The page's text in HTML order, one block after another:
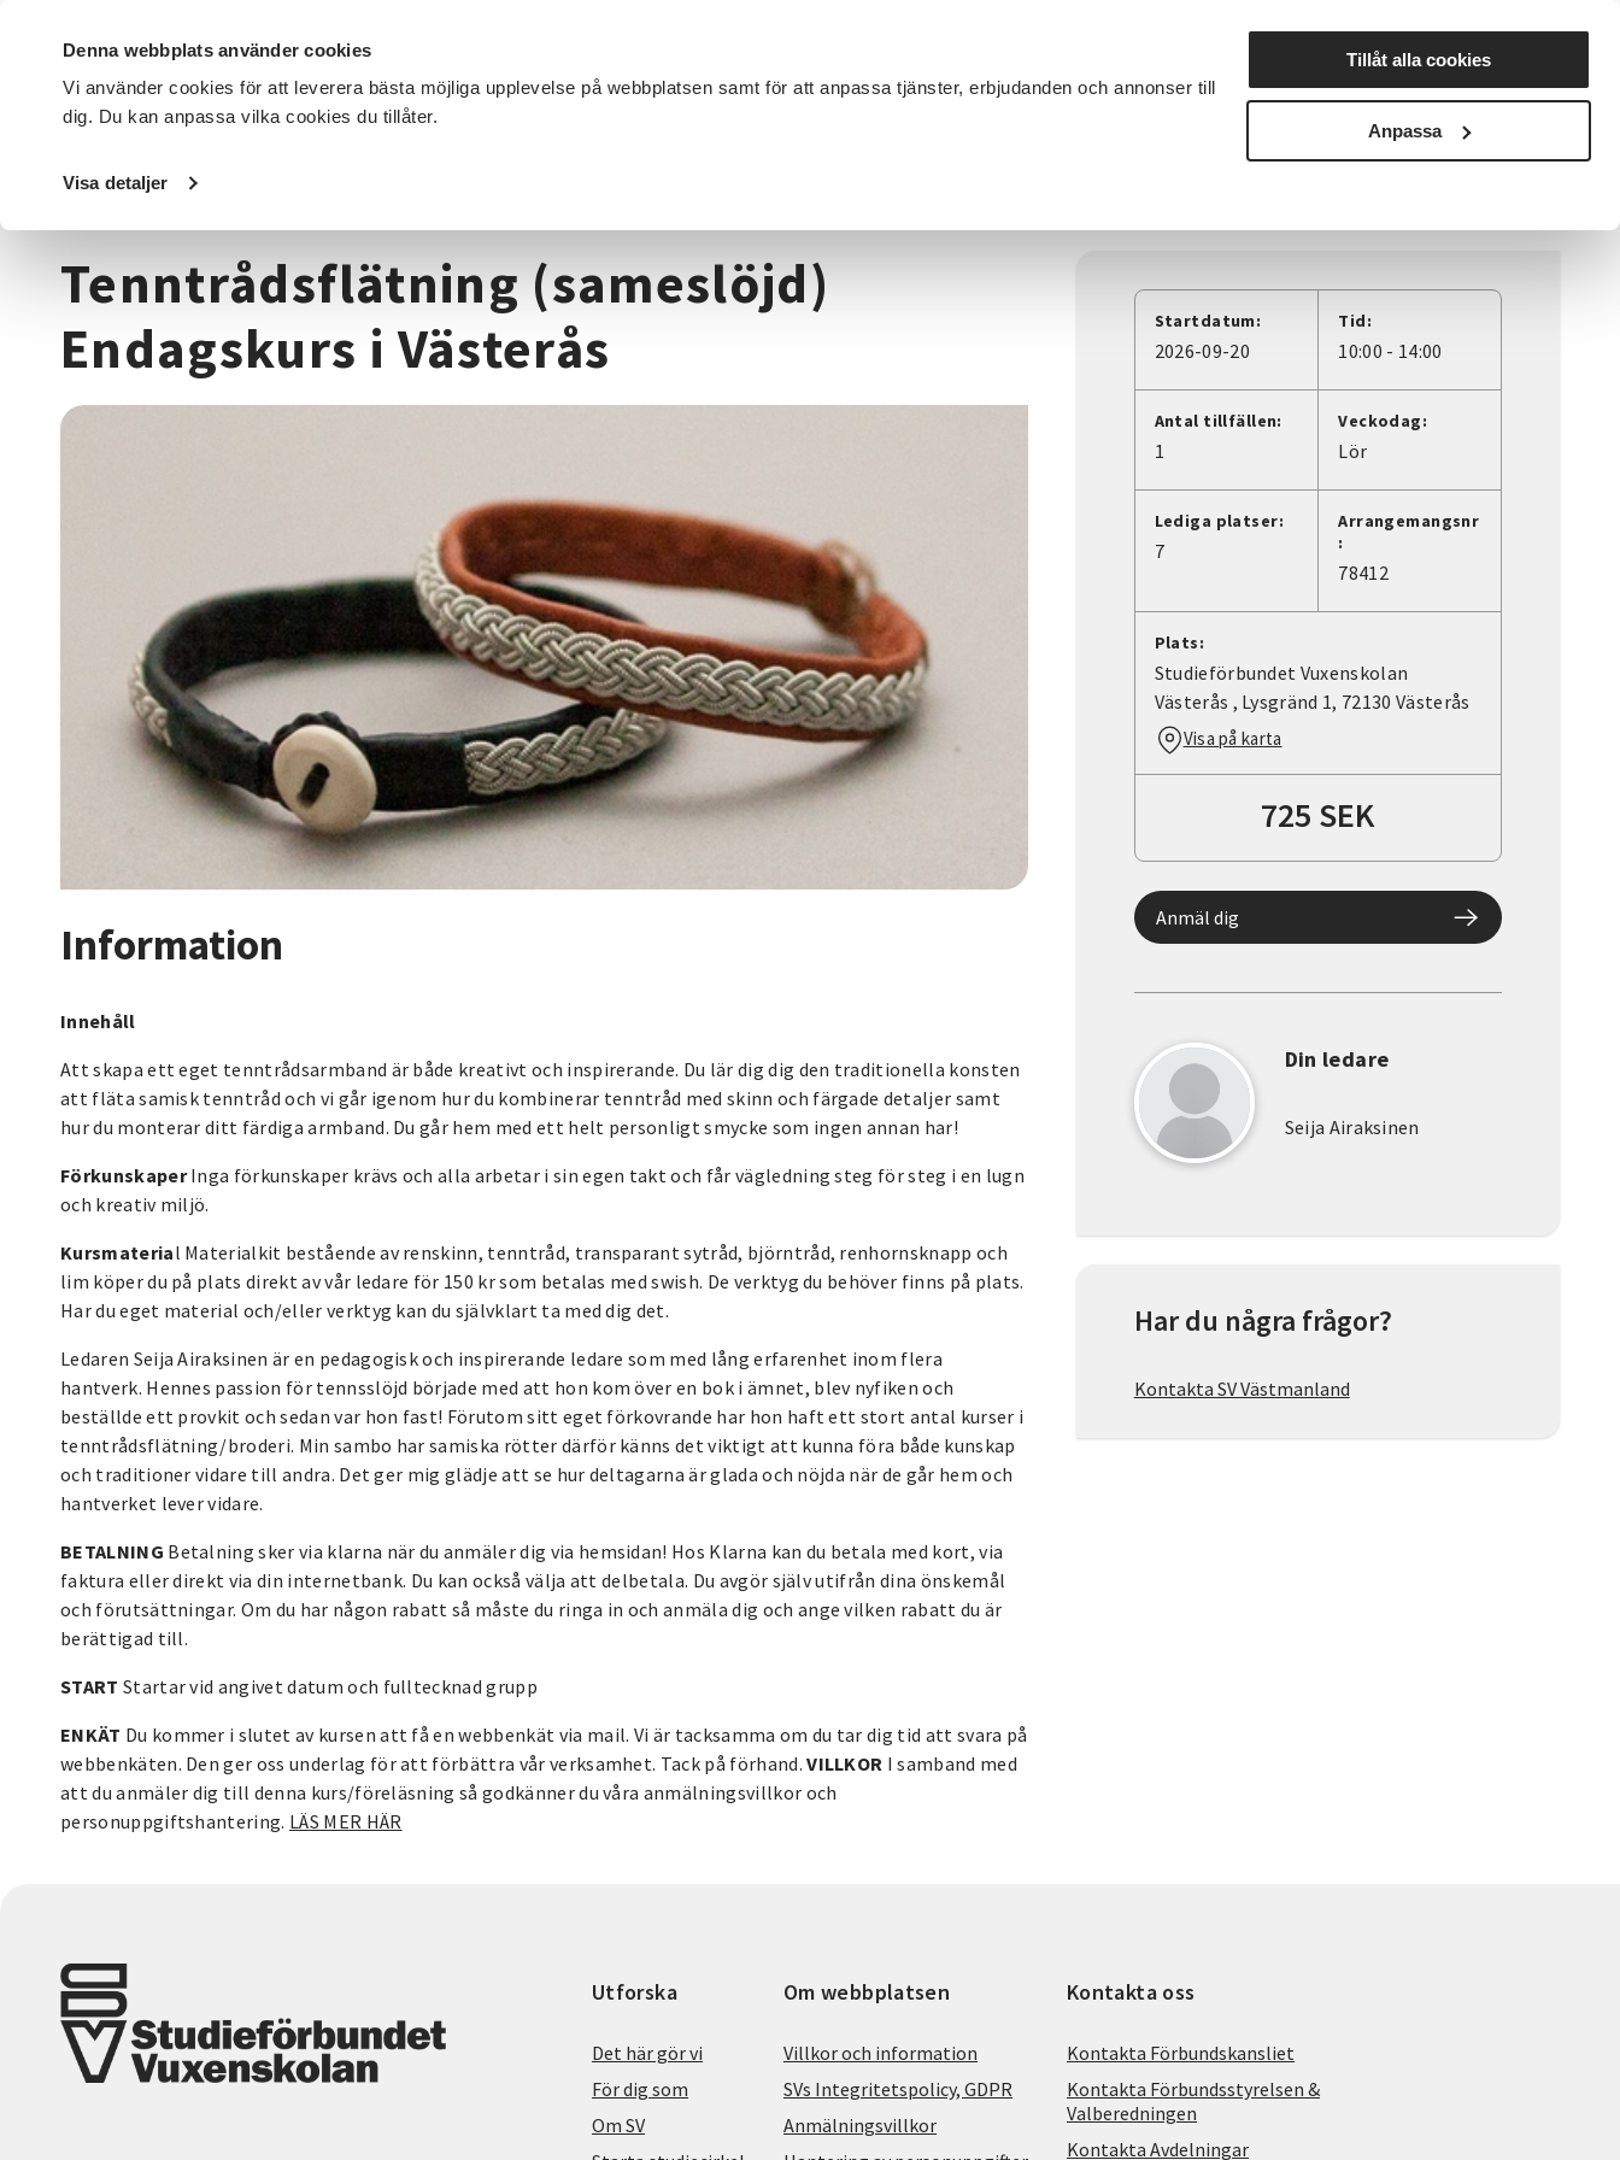
Denna webbplats använder cookies
Vi använder cookies för att leverera bästa möjliga upplevelse på webbplatsen samt för att anpassa tjänster, erbjudanden och annonser till
dig. Du kan anpassa vilka cookies du tillåter.
Visa detaljer
Tillåt alla cookies
Anpassa
DET HÄR GÖR VI FÖR DIG SOM SÖK KURSER OCH EVENEMANG Nyheter Avdelningar
Startsida / Kurser och evenemang
Tenntrådsflätning (sameslöjd)
Endagskurs i Västerås
Information
Innehåll
Att skapa ett eget tenntrådsarmband är både kreativt och inspirerande. Du lär dig dig den traditionella konsten
att fläta samisk tenntråd och vi går igenom hur du kombinerar tenntråd med skinn och färgade detaljer samt
hur du monterar ditt färdiga armband. Du går hem med ett helt personligt smycke som ingen annan har!
FörkunskaperInga förkunskaper krävs och alla arbetar i sin egen takt och får vägledning steg för steg i en lugn
och kreativ miljö.
Kursmaterial Materialkit bestående av renskinn, tenntråd, transparant sytråd, björntråd, renhornsknapp och
lim köper du på plats direkt av vår ledare för 150 kr som betalas med swish. De verktyg du behöver finns på plats.
Har du eget material och/eller verktyg kan du självklart ta med dig det.
Ledaren Seija Airaksinen är en pedagogisk och inspirerande ledare som med lång erfarenhet inom flera
hantverk. Hennes passion för tennsslöjd började med att hon kom över en bok i ämnet, blev nyfiken och
beställde ett provkit och sedan var hon fast! Förutom sitt eget förkovrande har hon haft ett stort antal kurser i
tenntrådsflätning/broderi. Min sambo har samiska rötter därför känns det viktigt att kunna föra både kunskap
och traditioner vidare till andra. Det ger mig glädje att se hur deltagarna är glada och nöjda när de går hem och
hantverket lever vidare.
BETALNING Betalning sker via klarna när du anmäler dig via hemsidan! Hos Klarna kan du betala med kort, via
faktura eller direkt via din internetbank. Du kan också välja att delbetala. Du avgör själv utifrån dina önskemål
och förutsättningar. Om du har någon rabatt så måste du ringa in och anmäla dig och ange vilken rabatt du är
berättigad till.
START Startar vid angivet datum och fulltecknad grupp
ENKÄT Du kommer i slutet av kursen att få en webbenkät via mail. Vi är tacksamma om du tar dig tid att svara på
webbenkäten. Den ger oss underlag för att förbättra vår verksamhet. Tack på förhand.VILLKOR I samband med
att du anmäler dig till denna kurs/föreläsning så godkänner du våra anmälningsvillkor och
personuppgiftshantering. LÄS MER HÄR
Startdatum:
2026-09-20
Tid:
10:00 - 14:00
Antal tillfällen:
1
Veckodag:
Lör
Lediga platser:
7
Arrangemangsnr
:
78412
Plats:
Studieförbundet Vuxenskolan
Västerås , Lysgränd 1, 72130 Västerås
Visa på karta
725 SEK
Anmäl dig
Din ledare
Seija Airaksinen
Har du några frågor?
Kontakta SV Västmanland
Utforska
Det här gör vi
För dig som
Om SV
Om webbplatsen
Villkor och information
SVs Integritetspolicy, GDPR
Anmälningsvillkor
Kontakta oss
Kontakta Förbundskansliet
Kontakta Förbundsstyrelsen &
Valberedningen
Kontakta Avdelningar